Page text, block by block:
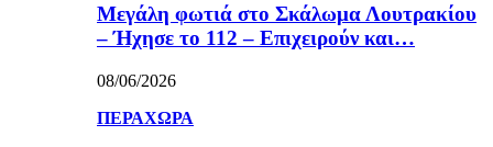
Μεγάλη φωτιά στο Σκάλωμα Λουτρακίου
– Ήχησε το 112 – Επιχειρούν και…
08/06/2026
ΠΕΡΑΧΩΡΑ